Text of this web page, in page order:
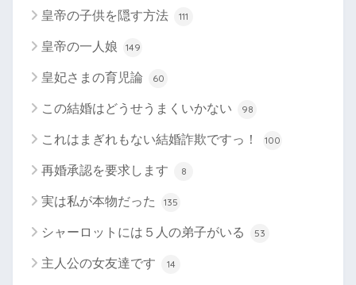
皇帝の子供を隠す方法 111
皇帝の一人娘 149
皇妃さまの育児論 60
この結婚はどうせうまくいかない 98
これはまぎれもない結婚詐欺ですっ！ 100
再婚承認を要求します 8
実は私が本物だった 135
シャーロットには５人の弟子がいる 53
主人公の女友達です 14